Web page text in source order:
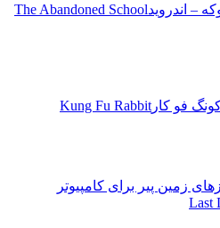
– اندرویدThe Abandoned School
فو کار Kung Fu Rabbit
زمین پیر برای کامپیوتر
Last